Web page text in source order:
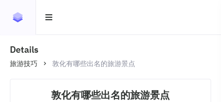
Details
旅游技巧 敦化有哪些出名的旅游景点
敦化有哪些出名的旅游景点